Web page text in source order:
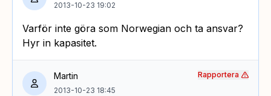
2013-10-23 19:02
Varför inte göra som Norwegian och ta ansvar?
Hyr in kapasitet.
Martin
2013-10-23 18:45
Rapportera